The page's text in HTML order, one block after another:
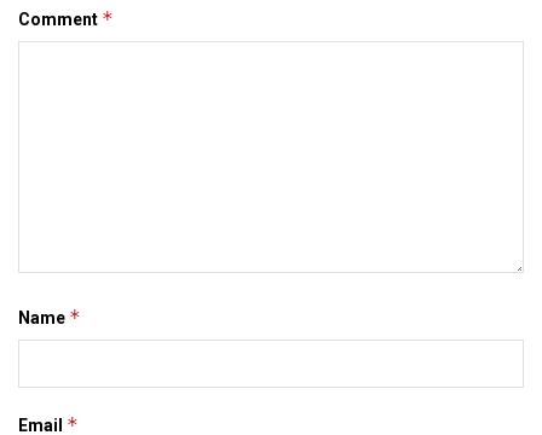
Comment *
Name *
Email *